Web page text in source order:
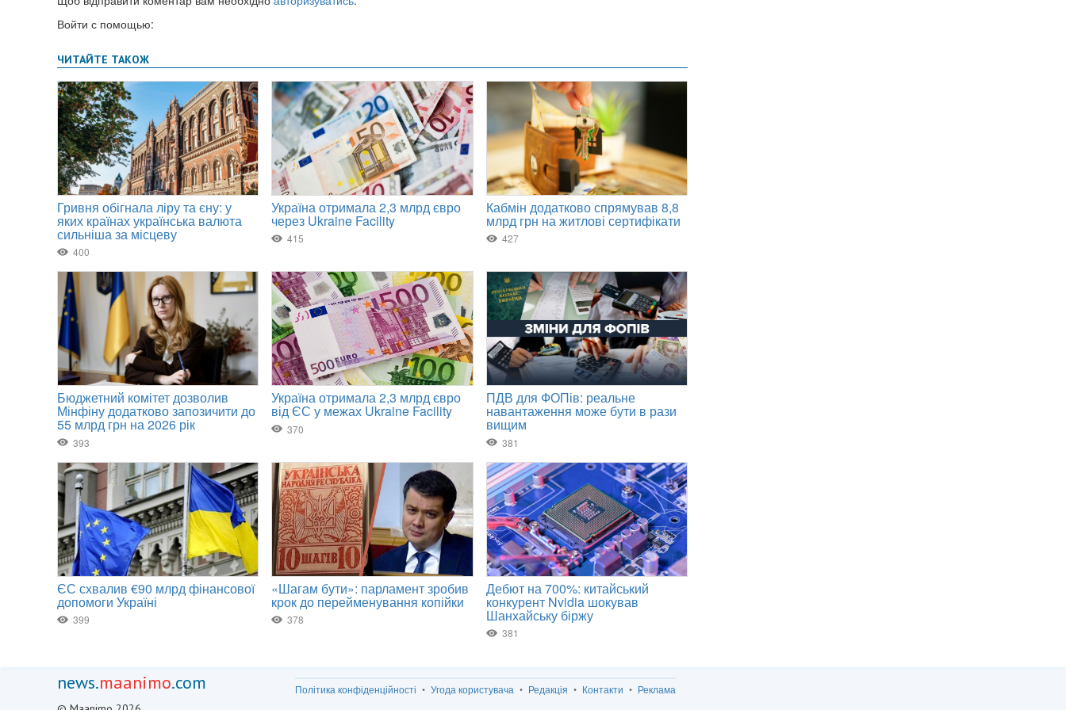
Войти с помощью:
news.maanimo.com Політика конфіденційності Угода користувача Редакція Контакти Реклама